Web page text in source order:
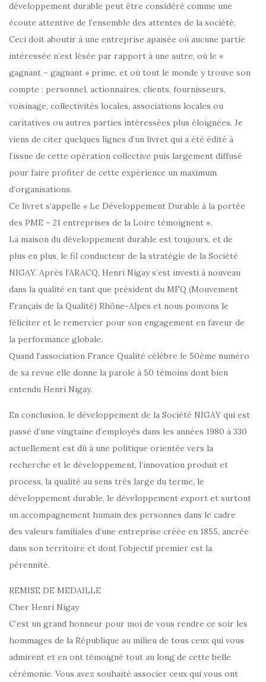
développement durable peut être considéré comme une
écoute attentive de l’ensemble des attentes de la société.
Ceci doit aboutir à une entreprise apaisée où aucune partie
intéressée n’est lésée par rapport à une autre, où le «
gagnant – gagnant » prime, et où tout le monde y trouve son
compte : personnel, actionnaires, clients, fournisseurs,
voisinage, collectivités locales, associations locales ou
caritatives ou autres parties intéressées plus éloignées. Je
viens de citer quelques lignes d’un livret qui a été édité à
l’issue de cette opération collective puis largement diffusé
pour faire profiter de cette expérience un maximum
d’organisations.
Ce livret s’appelle « Le Développement Durable à la portée
des PME – 21 entreprises de la Loire témoignent ».
La maison du développement durable est toujours, et de
plus en plus, le fil conducteur de la stratégie de la Société
NIGAY. Après l’ARACQ, Henri Nigay s’est investi à nouveau
dans la qualité en tant que président du MFQ (Mouvement
Français de la Qualité) Rhône-Alpes et nous pouvons le
féliciter et le remercier pour son engagement en faveur de
la performance globale.
Quand l’association France Qualité célèbre le 50ème numéro
de sa revue elle donne la parole à 50 témoins dont bien
entendu Henri Nigay.
En conclusion, le développement de la Société NIGAY qui est
passé d’une vingtaine d’employés dans les années 1980 à 330
actuellement est dû à une politique orientée vers la
recherche et le développement, l’innovation produit et
process, la qualité au sens très large du terme, le
développement durable, le développement export et surtout
un accompagnement humain des personnes dans le cadre
des valeurs familiales d’une entreprise créée en 1855, ancrée
dans son territoire et dont l’objectif premier est la
pérennité.
REMISE DE MEDAILLE
Cher Henri Nigay
C’est un grand honneur pour moi de vous rendre ce soir les
hommages de la République au milieu de tous ceux qui vous
admirent et en ont témoigné tout au long de cette belle
cérémonie. Vous avez souhaité associer ceux qui vous ont